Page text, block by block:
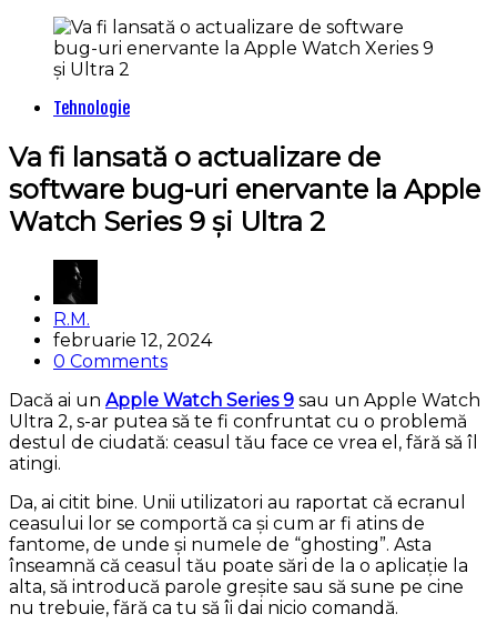
Categories
Tehnologie
Va fi lansată o actualizare de
software bug-uri enervante la Apple
Watch Series 9 și Ultra 2
Posted
by
R.M.
februarie 12, 2024
0 Comments
Dacă ai un Apple Watch Series 9 sau un Apple Watch
Ultra 2, s-ar putea să te fi confruntat cu o problemă
destul de ciudată: ceasul tău face ce vrea el, fără să îl
atingi.
Da, ai citit bine. Unii utilizatori au raportat că ecranul
ceasului lor se comportă ca și cum ar fi atins de
fantome, de unde și numele de “ghosting”. Asta
înseamnă că ceasul tău poate sări de la o aplicație la
alta, să introducă parole greșite sau să sune pe cine
nu trebuie, fără ca tu să îi dai nicio comandă.